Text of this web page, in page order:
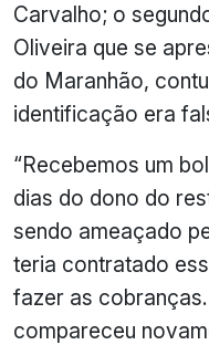
Carvalho; o
Oliveira que se
do Maranhão,
identificação era
“Recebemos um
dias do dono do
sendo ameaçado
teria contratado
fazer as
compareceu